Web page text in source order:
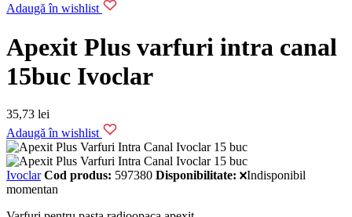
Adaugă în wishlist
Apexit Plus varfuri intra canal
15buc Ivoclar
35,73 lei
Adaugă în wishlist
Ivoclar Cod produs: 597380 Disponibilitate:
Indisponibil
momentan